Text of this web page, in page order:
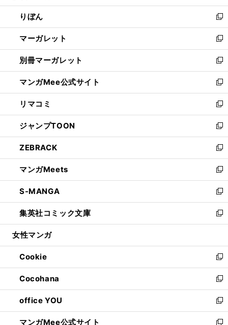
開
く
ウ
で
開
く
ン
ド
ウ
で
開
く
ウ
ィ
ン
ド
ウ
で
開
く
りぼん
新
し
い
ウ
ィ
ン
ド
ウ
で
開
く
マーガレット
新
し
い
ウ
ィ
ン
ド
ウ
で
開
く
別冊マーガレット
新
し
い
ウ
ィ
ン
ド
ウ
で
開
く
マンガMee公式サイト
新
し
い
ウ
ィ
ン
ド
ウ
で
開
く
リマコミ
新
し
い
ウ
ィ
ン
ド
ウ
で
開
く
ジャンプTOON
新
し
い
ウ
ィ
ン
ド
ウ
で
開
ZEBRACK
新
し
い
ウ
ィ
ン
ド
ウ
開
く
マンガMeets
新
し
い
ウ
ィ
ン
ウ
で
開
く
S-MANGA
新
し
い
ウ
ン
ド
ウ
で
開
く
集英社コミック文庫
新
し
ウ
ィ
ン
ド
ウ
で
開
く
女性マンガ
Cookie
新
し
い
ウ
ィ
ン
ド
Cocohana
新
し
い
ウ
office YOU
新
し
マンガMee公式サイト